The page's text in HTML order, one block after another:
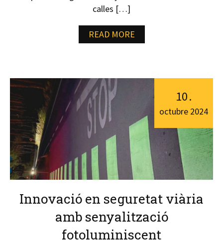
calles […]
READ MORE
Innovació en seguretat viària
amb senyalització
fotoluminiscent
10.
octubre 2024